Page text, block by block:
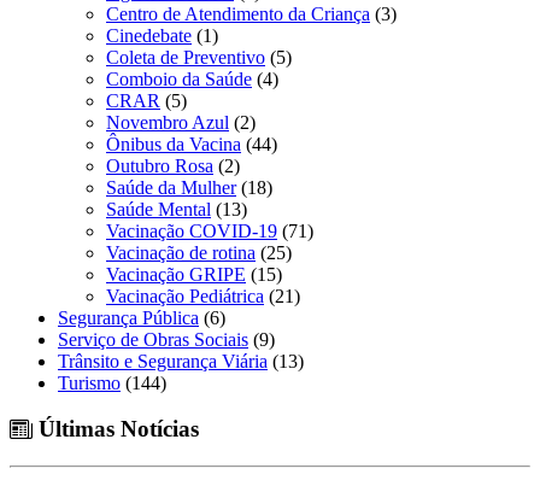
Centro de Atendimento da Criança (3)
Cinedebate (1)
Coleta de Preventivo (5)
Comboio da Saúde (4)
CRAR (5)
Novembro Azul (2)
Ônibus da Vacina (44)
Outubro Rosa (2)
Saúde da Mulher(18)
Saúde Mental (13)
Vacinação COVID-19 (71)
Vacinação de rotina (25)
Vacinação GRIPE (15)
Vacinação Pediátrica (21)
Segurança Pública (6)
Serviço de Obras Sociais (9)
Trânsito e Segurança Viária (13)
Turismo (144)
Últimas Notícias